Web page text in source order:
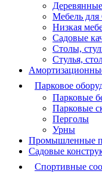
Мебель
Низкая
Садовые
Столы,
Стулья,
Парковое
Парковые
Парковые
Перголы
Урны
Промышленные
Садовые
Спортивные